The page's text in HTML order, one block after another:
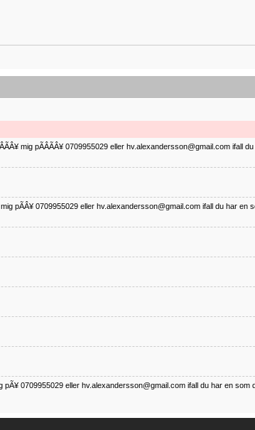
mig pÃÂÃÂ¥ 0709955029 eller hv.alexandersson@gmail.com ifall
pÃÂ¥ 0709955029 eller hv.alexandersson@gmail.com ifall du har en
0709955029 eller hv.alexandersson@gmail.com ifall du har en som